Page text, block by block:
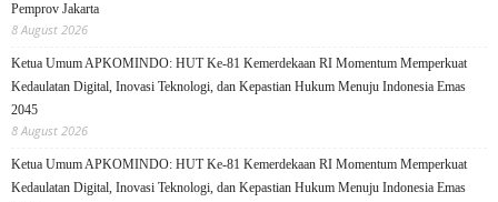
Pemprov Jakarta
8 August 2026
Ketua Umum APKOMINDO: HUT Ke-81 Kemerdekaan RI Momentum Memperkuat
Kedaulatan Digital, Inovasi Teknologi, dan Kepastian Hukum Menuju Indonesia Emas
2045
8 August 2026
Ketua Umum APKOMINDO: HUT Ke-81 Kemerdekaan RI Momentum Memperkuat
Kedaulatan Digital, Inovasi Teknologi, dan Kepastian Hukum Menuju Indonesia Emas